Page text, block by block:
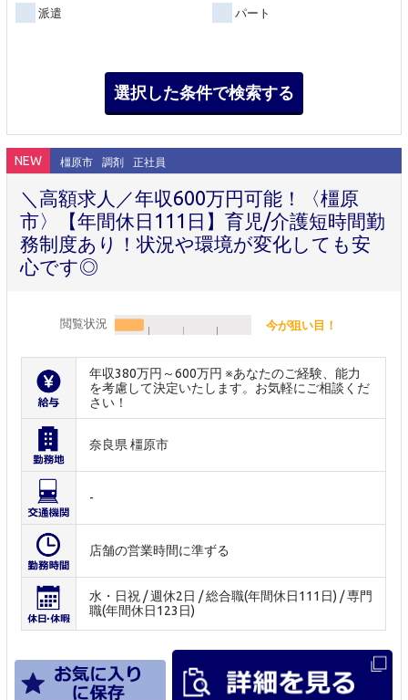
派遣 パート
NEW 橿原市 調剤 正社員
＼高額求人／年収600万円可能！〈橿原
市〉【年間休日111日】育児/介護短時間勤
務制度あり！状況や環境が変化しても安
心です◎
閲覧状況 今が狙い目！
年収380万円～600万円 ※あなたのご経験、能力
を考慮して決定いたします。お気軽にご相談くだ
さい！
奈良県 橿原市
-
店舗の営業時間に準ずる
水・日祝 / 週休2日 / 総合職(年間休日111日) / 専門
職(年間休日123日)